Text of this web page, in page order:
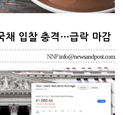
채 입찰 충격…급락 마감
NNPinfo@newsandpost.com